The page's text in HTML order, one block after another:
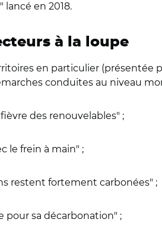
" lancé en 2018.
à la loupe
en particulier (présentée
conduites au niveau
des renouvelables" ;
le frein à main" ;
restent fortement carbonées" ;
pour sa décarbonation" ;